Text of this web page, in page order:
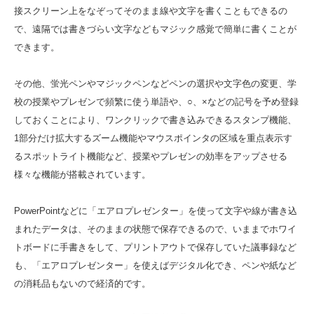
接スクリーン上をなぞってそのまま線や文字を書くこともできるの
で、遠隔では書きづらい文字などもマジック感覚で簡単に書くことが
できます。
その他、蛍光ペンやマジックペンなどペンの選択や文字色の変更、学
校の授業やプレゼンで頻繁に使う単語や、○、×などの記号を予め登録
しておくことにより、ワンクリックで書き込みできるスタンプ機能、
1部分だけ拡大するズーム機能やマウスポインタの区域を重点表示す
るスポットライト機能など、授業やプレゼンの効率をアップさせる
様々な機能が搭載されています。
PowerPointなどに「エアロプレゼンター」を使って文字や線が書き込
まれたデータは、そのままの状態で保存できるので、いままでホワイ
トボードに手書きをして、プリントアウトで保存していた議事録など
も、「エアロプレゼンター」を使えばデジタル化でき、ペンや紙など
の消耗品もないので経済的です。